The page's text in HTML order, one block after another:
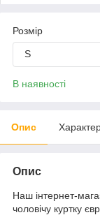
Розмір
S
В наявності
Опис
Опис
Наш інтернет-
чоловічу куртку